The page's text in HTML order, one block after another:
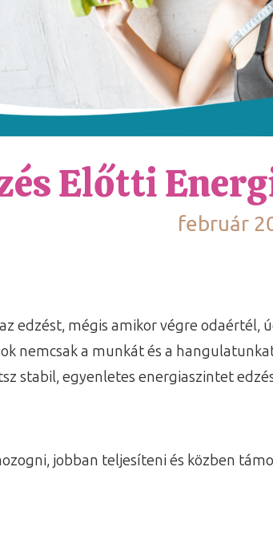
Előtti
február
edzést, mégis amikor végre
nemcsak a munkát és a
stabil, egyenletes energiaszintet
jobban teljesíteni és közben